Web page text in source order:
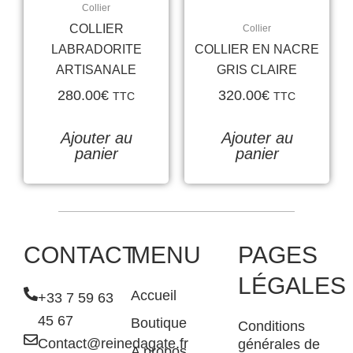
Collier
COLLIER
LABRADORITE
ARTISANALE
280.00€ TTC
Ajouter au
panier
Collier
COLLIER EN NACRE
GRIS CLAIRE
320.00€ TTC
Ajouter au
panier
CONTACT
+33 7 59 63
45 67
Contact@reinedagate.fr
MENU
Accueil
Boutique
PAGES
LÉGALES
Conditions
générales de